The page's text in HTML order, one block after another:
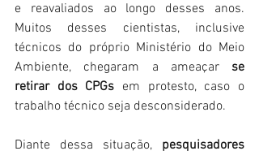
e reavaliados ao longo desses anos.
Muitos desses cientistas, inclusive
técnicos do próprio Ministério do Meio
Ambiente, chegaram a ameaçar se
retirar dos CPGs em protesto, caso o
trabalho técnico seja desconsiderado.
Diante dessa situação, pesquisadores